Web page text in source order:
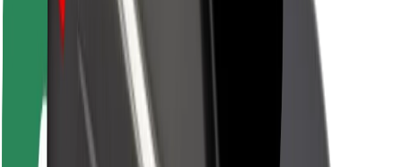
Hubungan pelabur
Kepimpinan
Media
Dana Bandar